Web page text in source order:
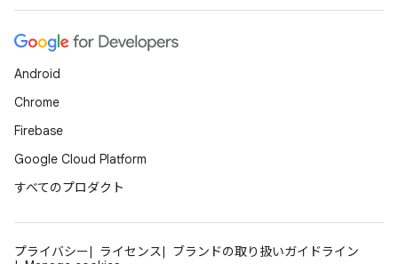
Android
Chrome
Firebase
Google Cloud Platform
すべてのプロダクト
プライバシー ライセンス
ブランドの取り扱いガイドライン